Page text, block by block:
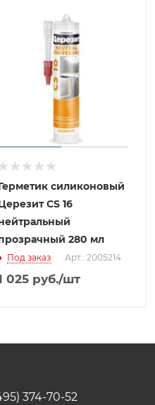
силиконовый
CS 16
280 мл
Под заказ Арт.: 2005214
025 руб./шт
374-70-52